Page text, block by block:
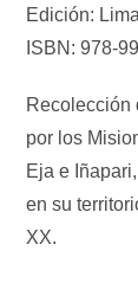
Edición:
ISBN: 978-
Recolección
por los
Eja e
en su
XX.